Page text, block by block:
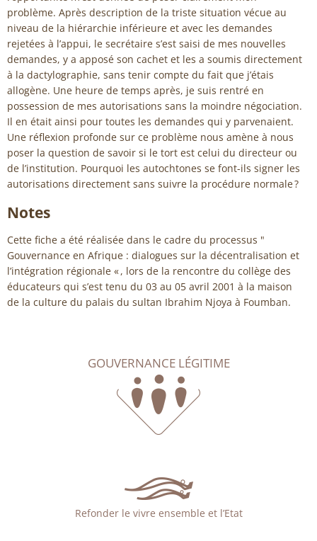
problème. Après description de la triste situation vécue au
niveau de la hiérarchie inférieure et avec les demandes
rejetées à l’appui, le secrétaire s’est saisi de mes nouvelles
demandes, y a apposé son cachet et les a soumis directement
à la dactylographie, sans tenir compte du fait que j’étais
allogène. Une heure de temps après, je suis rentré en
possession de mes autorisations sans la moindre négociation.
Il en était ainsi pour toutes les demandes qui y parvenaient.
Une réflexion profonde sur ce problème nous amène à nous
poser la question de savoir si le tort est celui du directeur ou
de l’institution. Pourquoi les autochtones se font-ils signer les
autorisations directement sans suivre la procédure normale ?
Notes
Cette fiche a été réalisée dans le cadre du processus "
Gouvernance en Afrique : dialogues sur la décentralisation et
l’intégration régionale « , lors de la rencontre du collège des
éducateurs qui s’est tenu du 03 au 05 avril 2001 à la maison
de la culture du palais du sultan Ibrahim Njoya à Foumban.
GOUVERNANCE LÉGITIME
Refonder le vivre ensemble et l’Etat